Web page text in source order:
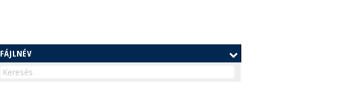
FÁJLNÉV